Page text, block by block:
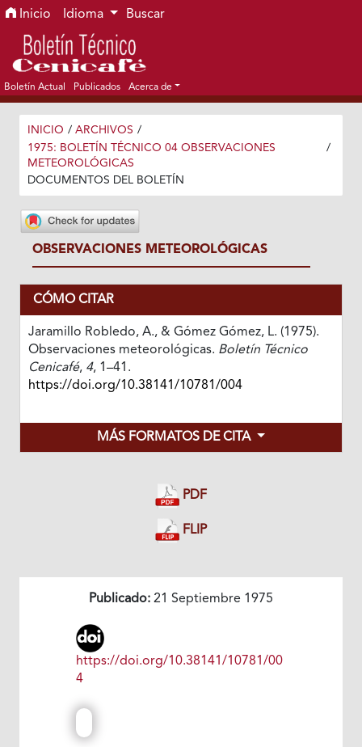
Ir al menú de navegación principal
Ir al contenido principal
Ir al pie de página del sitio
Inicio Idioma Buscar
Boletín Actual Publicados Acerca de
INICIO / ARCHIVOS /
1975: BOLETÍN TÉCNICO 04 OBSERVACIONES
METEOROLÓGICAS
/
DOCUMENTOS DEL BOLETÍN
OBSERVACIONES METEOROLÓGICAS
CÓMO CITAR
Jaramillo Robledo, A., & Gómez Gómez, L. (1975).
Observaciones meteorológicas. Boletín Técnico
Cenicafé, 4, 1–41.
https://doi.org/10.38141/10781/004
MÁS FORMATOS DE CITA
PDF
FLIP
Publicado: 21 Septiembre 1975
https://doi.org/10.38141/10781/00
4